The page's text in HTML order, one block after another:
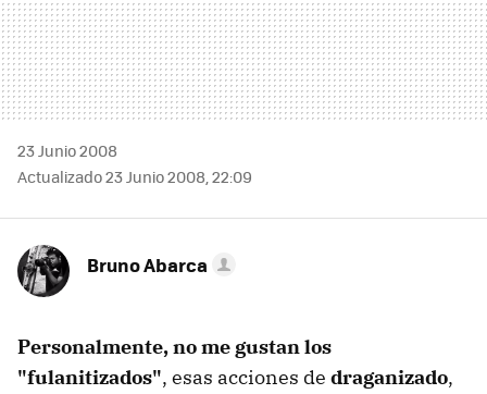
23 Junio 2008
Actualizado 23 Junio 2008, 22:09
Bruno Abarca
Personalmente, no me gustan los
"fulanitizados", esas acciones de draganizado,